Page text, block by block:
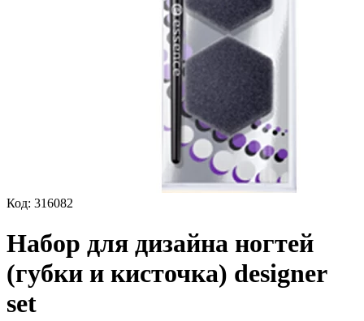
Код: 316082
Набор для дизайна ногтей
(губки и кисточка) designer
set